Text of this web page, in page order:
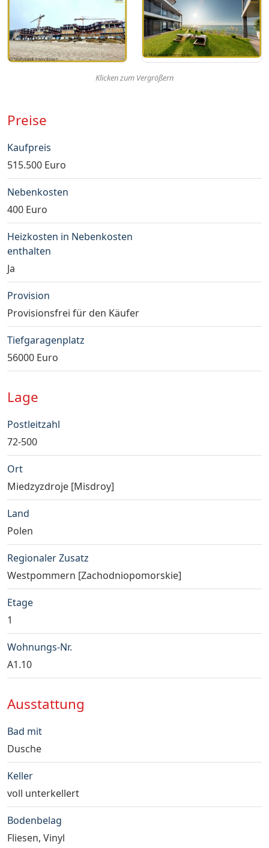
Klicken zum Vergrößern
Preise
Kaufpreis
515.500 Euro
Nebenkosten
400 Euro
Heizkosten in Nebenkosten
enthalten
Ja
Provision
Provisionsfrei für den Käufer
Tiefgaragenplatz
56000 Euro
Lage
Postleitzahl
72-500
Ort
Miedzyzdroje [Misdroy]
Land
Polen
Regionaler Zusatz
Westpommern [Zachodniopomorskie]
Etage
1
Wohnungs-Nr.
A1.10
Ausstattung
Bad mit
Dusche
Keller
voll unterkellert
Bodenbelag
Fliesen, Vinyl